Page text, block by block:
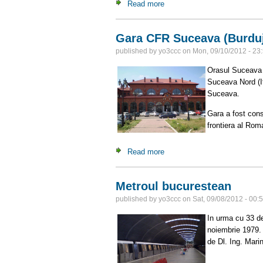
Read more
Gara CFR Suceava
published by yo3ccc on Mon, 09/10/2012 -
Orasul
Suceava Nord
Suceava.
Gara a fost
frontiera al
Read more
Metroul bucurestean
published by yo3ccc on Sat, 09/08/2012 -
In urma cu 33
noiembrie
de Dl. Ing.